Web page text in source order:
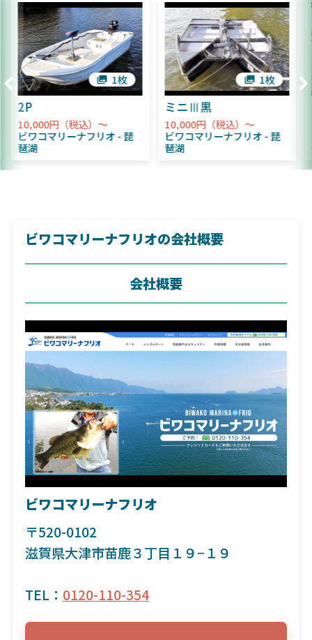
2P
10,000円（税込）～
ビワコマリーナフリオ 琵
琶湖
1枚
ミニⅢ黒
10,000円（税込）～
ビワコマリーナフリオ 琵
琶湖
1枚
ビワコマリーナフリオの会社概要
会社概要
ビワコマリーナフリオ
〒520-0102
滋賀県大津市苗鹿３丁目１９−１９
TEL： 0120-110-354